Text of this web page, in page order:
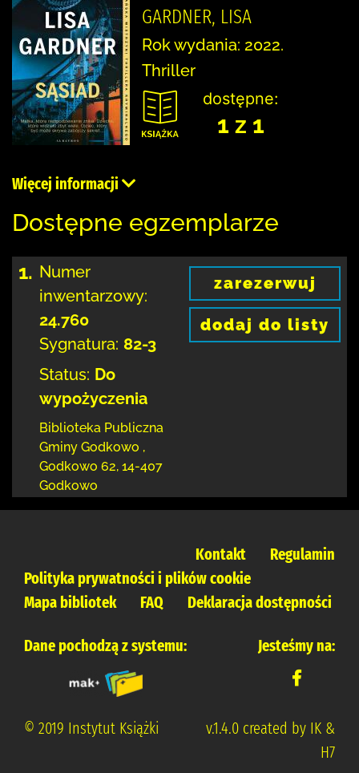
GARDNER, LISA
Rok wydania: 2022.
Thriller
dostępne:
1 z 1
Więcej informacji
Dostępne egzemplarze
1. Numer
inwentarzowy:
24.760
Sygnatura: 82-3
Status: Do
wypożyczenia
Biblioteka Publiczna
Gminy Godkowo ,
Godkowo 62, 14-407
Godkowo
zarezerwuj
dodaj do listy
Kontakt
Regulamin
Polityka prywatności i plików cookie
Mapa bibliotek
FAQ Deklaracja dostępności
Dane pochodzą z systemu: Jesteśmy na:
© 2019 Instytut Książki
v.1.4.0 created by IK &
H7